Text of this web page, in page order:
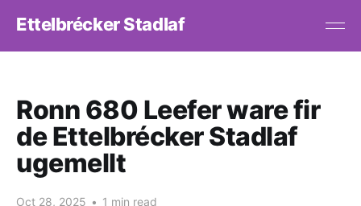
Ettelbrécker Stadlaf
Ronn 680 Leefer ware fir
de Ettelbrécker Stadlaf
ugemellt
Oct 28, 2025 • 1 min read